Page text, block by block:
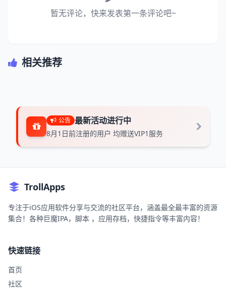
暂无评论，快来发表第一条评论吧~
相关推荐
公告 最新活动进行中
8月1日前注册的用户 均赠送VIP1服务
TrollApps
专注于iOS应用软件分享与交流的社区平台，涵盖最全最丰富的资源
集合！各种巨魔IPA，脚本 ，应用存档，快捷指令等丰富内容！
快速链接
首页
社区